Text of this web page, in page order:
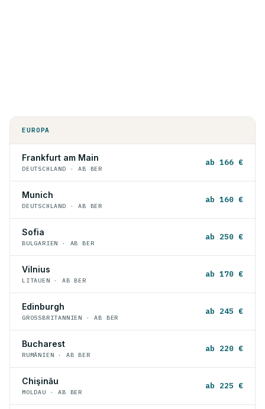
EUROPA
Frankfurt am Main
DEUTSCHLAND · AB BER
ab 166 €
Munich
DEUTSCHLAND · AB BER
ab 160 €
Sofia
BULGARIEN · AB BER
ab 250 €
Vilnius
LITAUEN · AB BER
ab 170 €
Edinburgh
GROSSBRITANNIEN · AB BER
ab 245 €
Bucharest
RUMÄNIEN · AB BER
ab 220 €
Chişinău
MOLDAU · AB BER
ab 225 €